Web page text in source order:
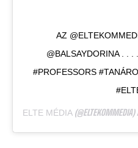
AZ
@BALSAYDORINA . .
#PROFESSORS
ELTE MÉDIA (@ELTEKOMMEDIA)